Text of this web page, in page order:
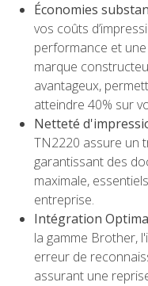
Économies
vos coûts
performance et
marque
avantageux,
atteindre 40% sur
Netteté
TN2220 assure un
garantissant des
maximale,
entreprise.
Intégration
la gamme Brother,
erreur de
assurant une